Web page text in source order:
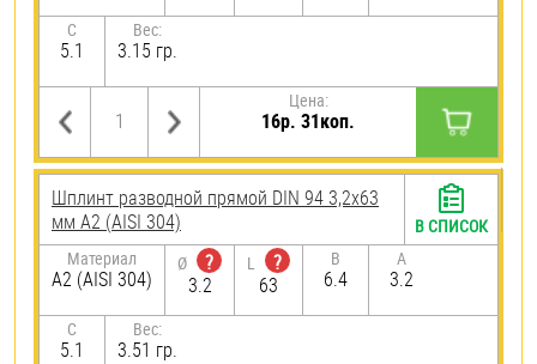
C
5.1
Вес:
3.15 гр.
Цена:
16р. 31коп.
Шплинт разводной прямой DIN 94 3,2х63
мм А2 (AISI 304)
Материал
А2 (AISI 304)
Ø
?
3.2
L
?
63
B
6.4
A
3.2
C
5.1
Вес:
3.51 гр.
В СПИСОК